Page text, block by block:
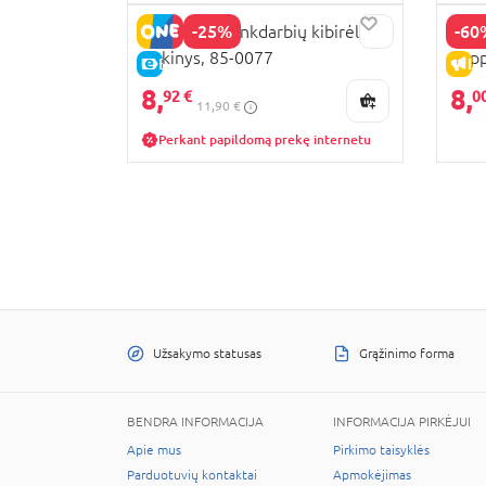
-25%
E-KAINA
PEPPA PIG rankdarbių kibirėlio
rinkinys, 85-0077
8,92 €
11,90 €
Perkant papildomą prekę internetu
-
8,
Užsakymo statusas Grąžinimo forma
BENDRA INFORMACIJA
Apie mus
Parduotuvių kontaktai
INFORMACIJA PIRKĖJUI
Pirkimo taisyklės
Apmokėjimas